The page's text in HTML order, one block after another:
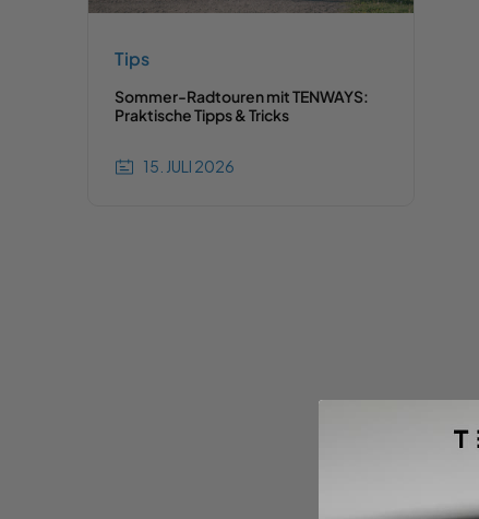
Tips
Sommer-Radtouren mit TENWAYS:
Praktische Tipps & Tricks
15. JULI 2026